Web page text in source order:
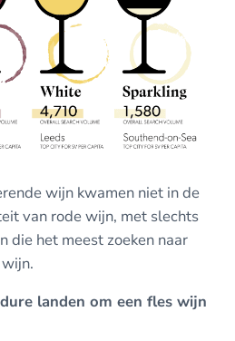
wijn kwamen niet in de
van rode wijn, met slechts
die het meest zoeken naar
landen om een fles wijn